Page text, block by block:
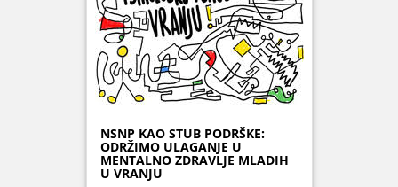
NSNP KAO STUB PODRŠKE:
ODRŽIMO ULAGANJE U
MENTALNO ZDRAVLJE MLADIH
U VRANJU